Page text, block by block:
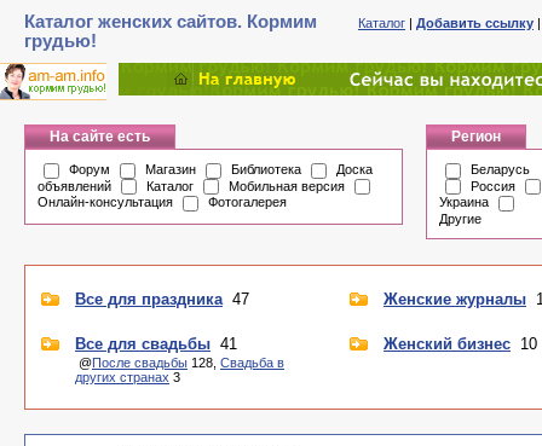
Каталог женских сайтов. Кормим
грудью!
Каталог | Добавить ссылку
На сайте есть
Форум Магазин Библиотека
Доска
объявлений
Каталог
Мобильная версия
Онлайн-консультация
Фотогалерея
Регион
Беларусь
Россия
Украина
Другие
Все для праздника 47
Все для свадьбы 41
@После свадьбы 128, Свадьба в
других странах 3
Женские журналы
Женский бизнес 10